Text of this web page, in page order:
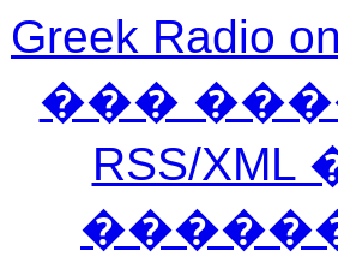
Greek
���
RSS/